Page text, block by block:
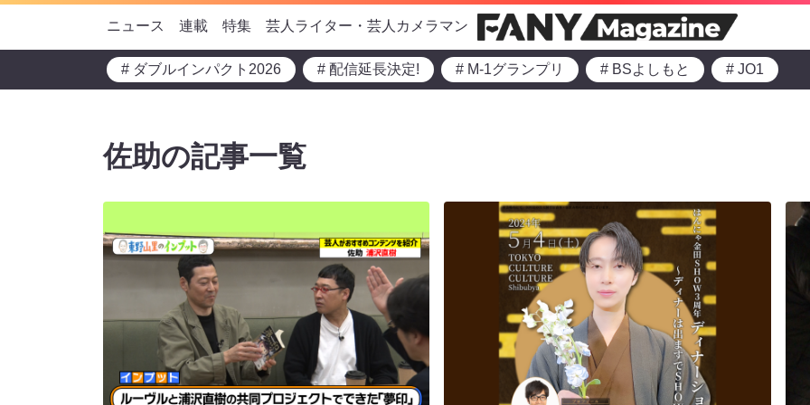
ニュース 連載 特集 芸人ライター・芸人カメラマン
# ダブルインパクト2026 # 配信延長決定! # M-1グランプリ # BSよしもと # JO1
佐助の記事一覧